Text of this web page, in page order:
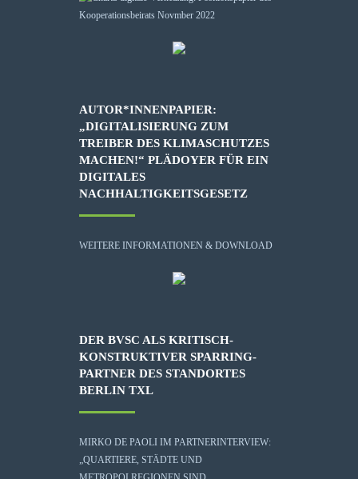
AUTOR*INNENPAPIER:
„DIGITALISIERUNG ZUM
TREIBER DES KLIMASCHUTZES
MACHEN!“ PLÄDOYER FÜR EIN
DIGITALES
NACHHALTIGKEITSGESETZ
WEITERE INFORMATIONEN & DOWNLOAD
DER BVSC ALS KRITISCH-
KONSTRUKTIVER SPARRING-
PARTNER DES STANDORTES
BERLIN TXL
MIRKO DE PAOLI IM PARTNERINTERVIEW:
„QUARTIERE, STÄDTE UND